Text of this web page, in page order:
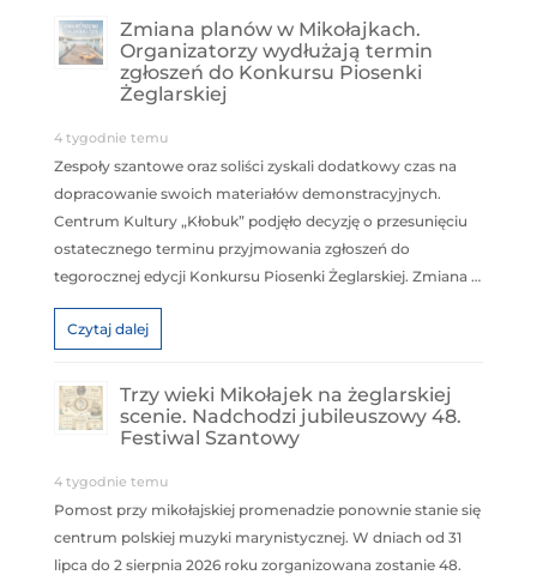
Zmiana planów w Mikołajkach.
Organizatorzy wydłużają termin
zgłoszeń do Konkursu Piosenki
Żeglarskiej
4 tygodnie temu
Zespoły szantowe oraz soliści zyskali dodatkowy czas na
dopracowanie swoich materiałów demonstracyjnych.
Centrum Kultury „Kłobuk” podjęło decyzję o przesunięciu
ostatecznego terminu przyjmowania zgłoszeń do
tegorocznej edycji Konkursu Piosenki Żeglarskiej. Zmiana …
Czytaj dalej
Trzy wieki Mikołajek na żeglarskiej
scenie. Nadchodzi jubileuszowy 48.
Festiwal Szantowy
4 tygodnie temu
Pomost przy mikołajskiej promenadzie ponownie stanie się
centrum polskiej muzyki marynistycznej. W dniach od 31
lipca do 2 sierpnia 2026 roku zorganizowana zostanie 48.